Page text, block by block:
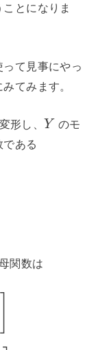
とになりま
て見事にやっ
てみます。
形し、 Y のモ
ある
関数は